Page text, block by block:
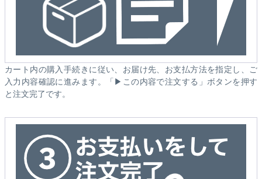
カート内の購入手続きに従い、お届け先、お支払方法を指定し、ご
入力内容確認に進みます。「▶この内容で注文する」ボタンを押す
と注文完了です。